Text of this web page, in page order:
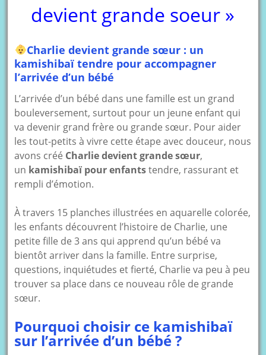
devient grande soeur »
Charlie devient grande sœur : un
kamishibaï tendre pour accompagner
l’arrivée d’un bébé
L’arrivée d’un bébé dans une famille est un grand
bouleversement, surtout pour un jeune enfant qui
va devenir grand frère ou grande sœur. Pour aider
les tout-petits à vivre cette étape avec douceur, nous
avons créé Charlie devient grande sœur,
un kamishibaï pour enfantstendre, rassurant et
rempli d’émotion.
À travers 15 planches illustrées en aquarelle colorée,
les enfants découvrent l’histoire de Charlie, une
petite fille de 3 ans qui apprend qu’un bébé va
bientôt arriver dans la famille. Entre surprise,
questions, inquiétudes et fierté, Charlie va peu à peu
trouver sa place dans ce nouveau rôle de grande
sœur.
Pourquoi choisir ce kamishibaï
sur l’arrivée d’un bébé ?